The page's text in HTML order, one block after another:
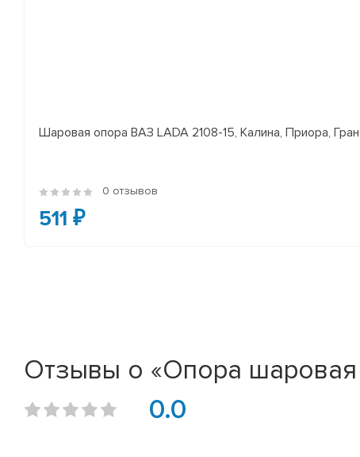
Шаровая опора ВАЗ LADA 2108-15, Калина, Приора,
0 отзывов
511 ₽
Отзывы о «Опора шаровая
0.0